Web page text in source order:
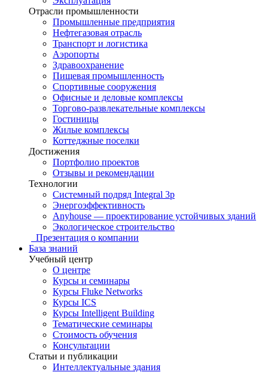
Отрасли промышленности
Промышленные предприятия
Нефтегазовая отрасль
Транспорт и логистика
Аэропорты
Здравоохранение
Пищевая промышленность
Спортивные сооружения
Офисные и деловые комплексы
Торгово-развлекательные комплексы
Гостиницы
Жилые комплексы
Коттеджные поселки
Достижения
Портфолио проектов
Отзывы и рекомендации
Технологии
Системный подряд Integral 3p
Энергоэффективность
Anyhouse — проектирование устойчивых зданий
Экологическое строительство
Презентация о компании
База знаний
Учебный центр
О центре
Курсы и семинары
Курсы Fluke Networks
Курсы ICS
Курсы Intelligent Building
Тематические семинары
Стоимость обучения
Консультации
Статьи и публикации
Интеллектуальные здания